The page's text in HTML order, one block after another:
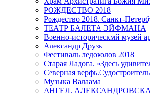
РОЖДЕСТВО 2018
Рождество 2018. Санкт-
ТЕАТР БАЛЕТА ЭЙФМАНА
Военно-историческмй музей
Александр Друзь
Фестиваль ледоколов 2018
Старая Ладога. «Здесь
Северная
Музыка Валаама
АНГЕЛ.